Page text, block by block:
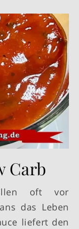
Carb
das Leben
liefert den